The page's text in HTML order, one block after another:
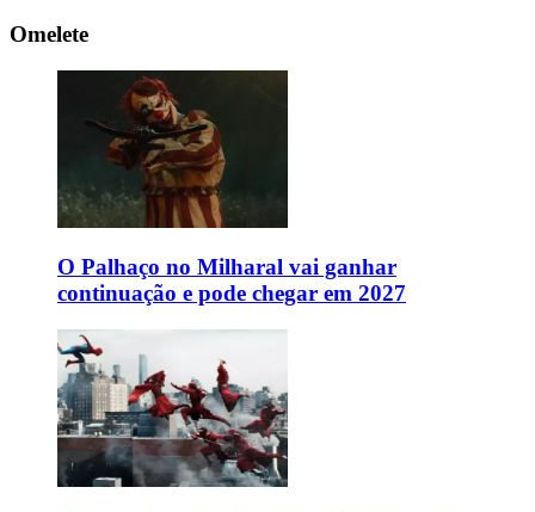
Omelete
O Palhaço no Milharal vai ganhar
continuação e pode chegar em 2027